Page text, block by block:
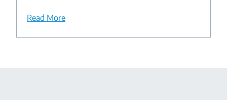
Read More